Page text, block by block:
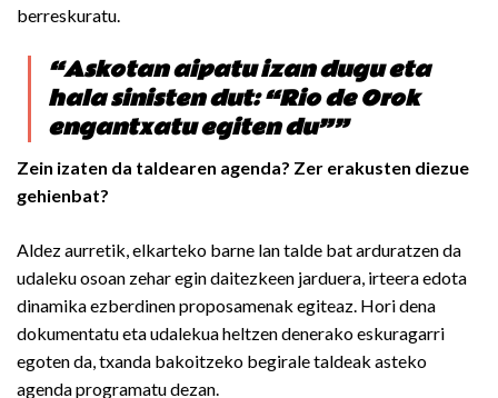
berreskuratu.
“Askotan aipatu izan dugu eta
hala sinisten dut: “Rio de Orok
engantxatu egiten du””
Zein izaten da taldearen agenda? Zer erakusten diezue
gehienbat?
Aldez aurretik, elkarteko barne lan talde bat arduratzen da
udaleku osoan zehar egin daitezkeen jarduera, irteera edota
dinamika ezberdinen proposamenak egiteaz. Hori dena
dokumentatu eta udalekua heltzen denerako eskuragarri
egoten da, txanda bakoitzeko begirale taldeak asteko
agenda programatu dezan.